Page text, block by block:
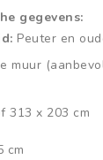
gegevens:
Peuter en
muur
313 x 203 cm
cm